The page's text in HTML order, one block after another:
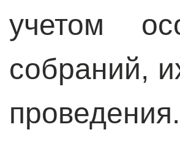
учетом
собраний,